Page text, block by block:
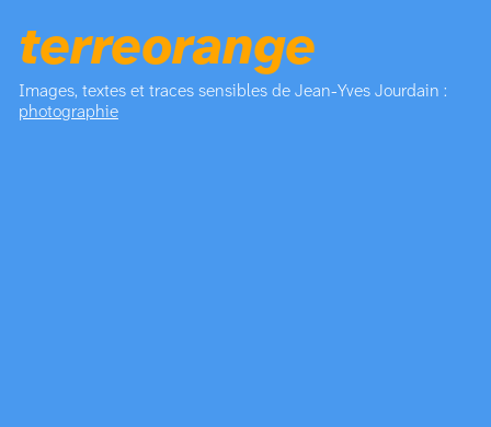
terreorange
Images, textes et traces sensibles de Jean-Yves Jourdain :
photographie